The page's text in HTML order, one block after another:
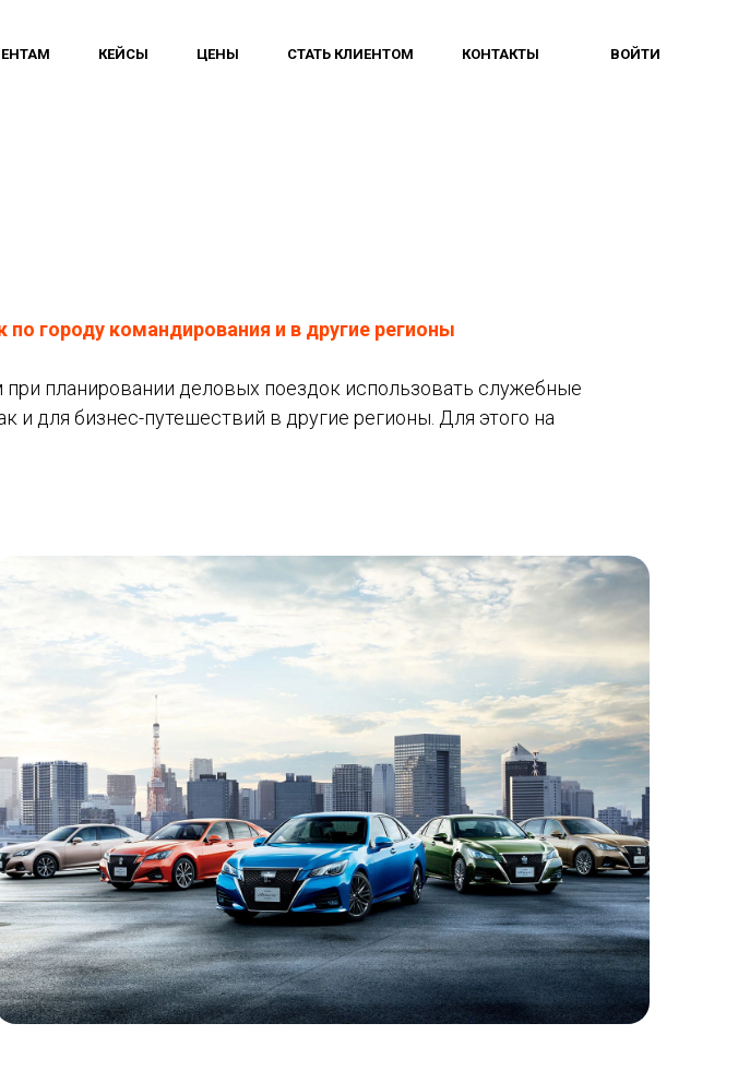
КЕЙСЫ ЦЕНЫ СТАТЬ КЛИЕНТОМ КОНТАКТЫ ВОЙТИ
городу командирования и в другие регионы
планировании деловых поездок использовать служебные
и для бизнес-путешествий в другие регионы. Для этого на